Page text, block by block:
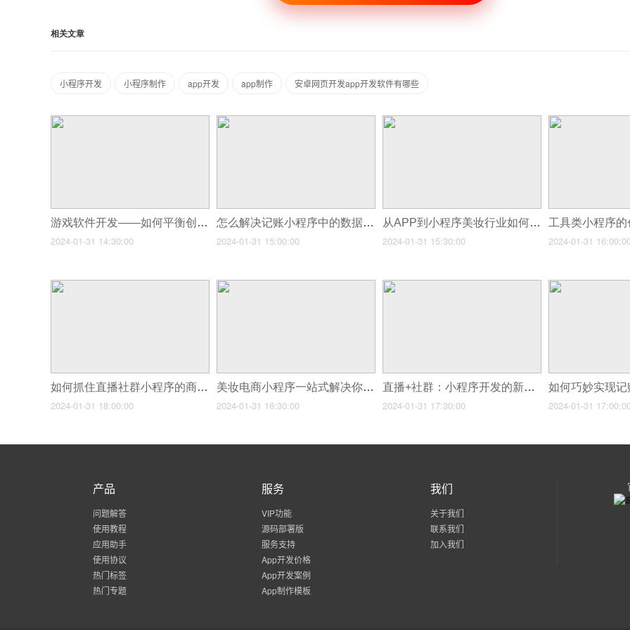
相关文章
小程序开发 小程序制作 app开发 app制作 安卓网页开发app开发软件有哪些
游戏软件开发——如何平衡创意与商业需求？
2024-01-31 14:30:00
怎么解决记账小程序中的数据同步问题？
2024-01-31 15:00:00
从APP到小程序美妆行业如何进行有效的渠道转型？
2024-01-31 15:30:00
工具类小程序
2024-01-31
如何抓住直播社群小程序的商机？
2024-01-31 18:00:00
美妆电商小程序一站式解决你的化妆需求！
2024-01-31 16:30:00
直播+社群：小程序开发的新蓝海
2024-01-31 17:30:00 2024-01-31
产品
问题解答
使用教程
应用助手
使用协议
热门标签
热门专题
服务
VIP功能
源码部署版
服务支持
App开发价格
App开发案例
App制作模板
我们
关于我们
联系我们
加入我们